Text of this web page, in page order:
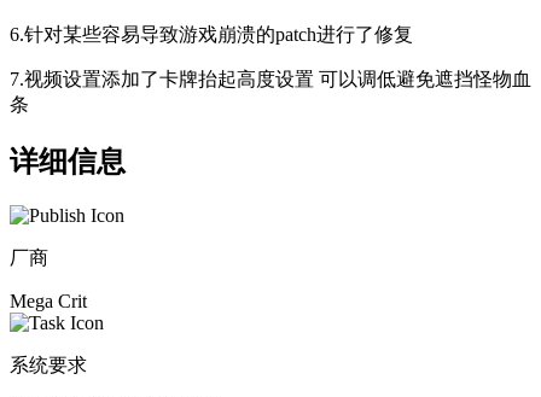
6.针对某些容易导致游戏崩溃的patch进行了修复
7.视频设置添加了卡牌抬起高度设置 可以调低避免遮挡怪物血
条
详细信息
厂商
Mega Crit
系统要求